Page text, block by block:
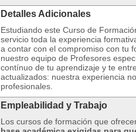
Detalles Adicionales
Estudiando este Curso de
servicio toda la experiencia
a contar con el compromiso con tu
nuestro equipo de Profesores
contínuo de tu aprendizaje y te
actualizados: nuestra experiencia
profesionales.
Empleabilidad y Trabajo
Los cursos de formación que